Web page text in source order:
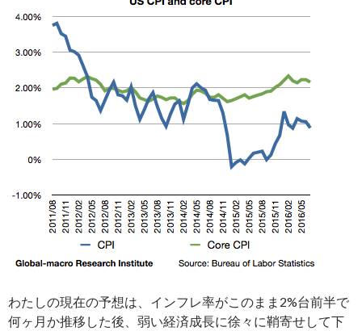
わたしの現在の予想は、インフレ率がこのまま2%台前半で
何ヶ月か推移した後、弱い経済成長に徐々に鞘寄せして下